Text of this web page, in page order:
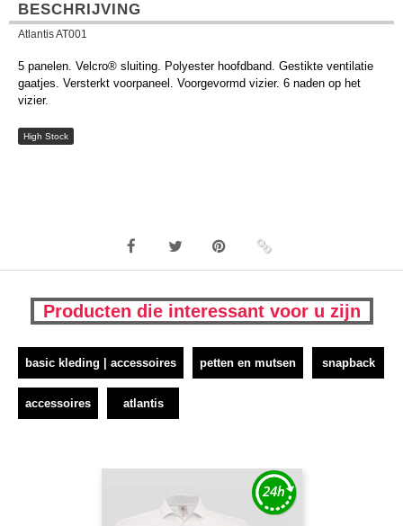
BESCHRIJVING
Atlantis AT001
5 panelen. Velcro® sluiting. Polyester hoofdband. Gestikte ventilatie
gaatjes. Versterkt voorpaneel. Voorgevormd vizier. 6 naden op het
vizier.
High Stock
Producten die interessant voor u zijn
basic kleding | accessoires petten en mutsen snapback
accessoires atlantis